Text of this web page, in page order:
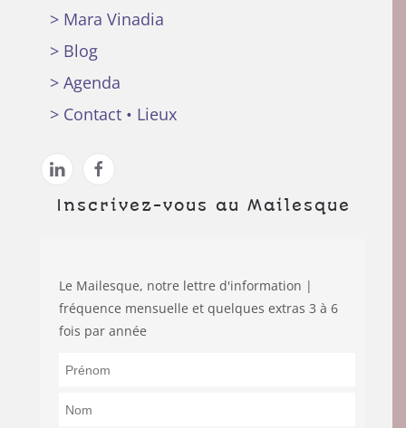
> Mara Vinadia
> Blog
> Agenda
> Contact • Lieux
Inscrivez-vous au Mailesque
Le Mailesque, notre lettre d'information |
fréquence mensuelle et quelques extras 3 à 6
fois par année